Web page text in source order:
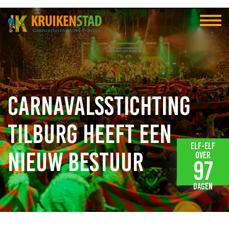
Carnavalsstichting
Tilburg heeft een
nieuw bestuur
Elf-elf
over
97
dagen